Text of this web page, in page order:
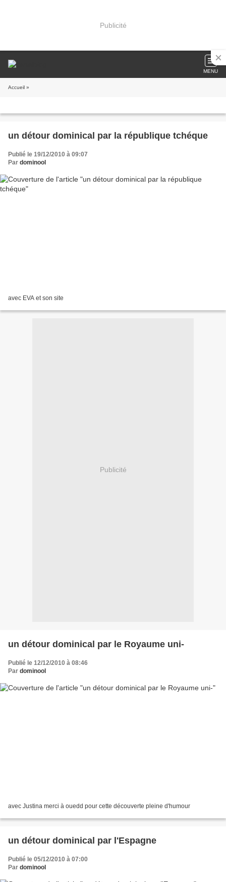
Publicité
MENU
Accueil »
un détour dominical par la république tchéque
Publié le 19/12/2010 à 09:07
Par dominool
avec EVA et son site
Publicité
un détour dominical par le Royaume uni-
Publié le 12/12/2010 à 08:46
Par dominool
avec Justina merci à ouedd pour cette découverte pleine d'humour
un détour dominical par l'Espagne
Publié le 05/12/2010 à 07:00
Par dominool